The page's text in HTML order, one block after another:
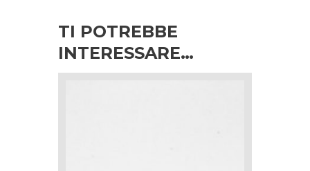
TI POTREBBE
INTERESSARE…